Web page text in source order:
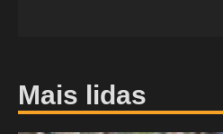
Mais lidas